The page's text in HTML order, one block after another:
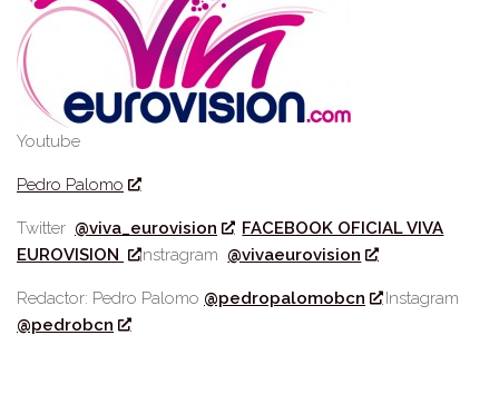
Youtube
Pedro Palomo
Twitter @viva_eurovision
FACEBOOK OFICIAL VIVA
EUROVISION
Instragram @vivaeurovision
Redactor: Pedro Palomo @pedropalomobcn
Instagram
@pedrobcn